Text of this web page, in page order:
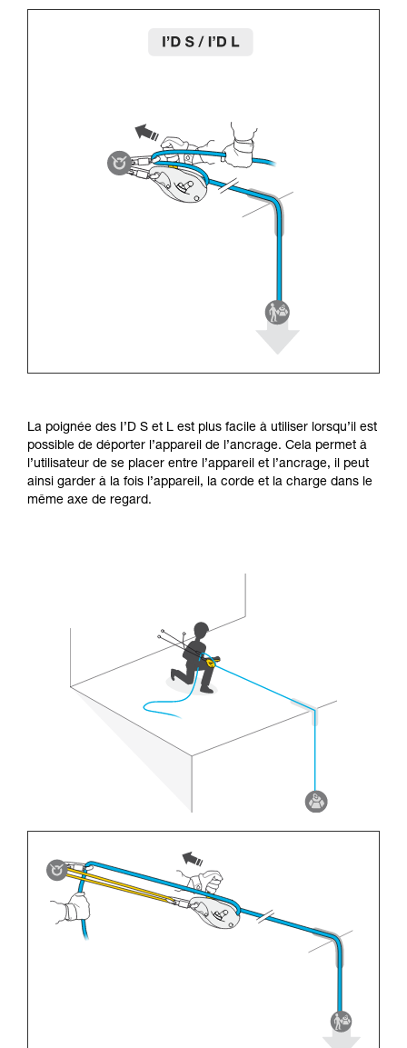
La poignée des I’D S et L est plus facile à utiliser lorsqu’il est
possible de déporter l’appareil de l’ancrage. Cela permet à
l’utilisateur de se placer entre l’appareil et l’ancrage, il peut
ainsi garder à la fois l’appareil, la corde et la charge dans le
même axe de regard.